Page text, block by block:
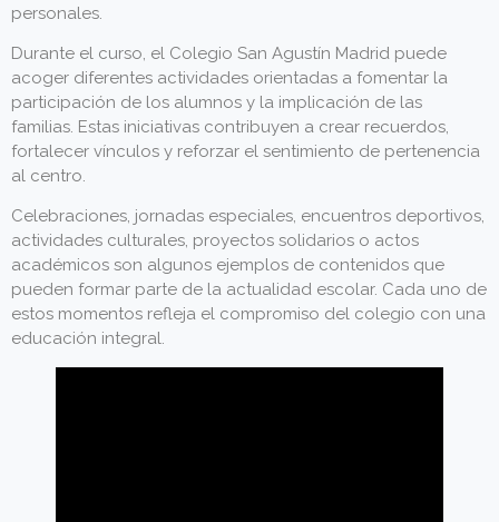
personales.
Durante el curso, el Colegio San Agustín Madrid puede
acoger diferentes actividades orientadas a fomentar la
participación de los alumnos y la implicación de las
familias. Estas iniciativas contribuyen a crear recuerdos,
fortalecer vínculos y reforzar el sentimiento de pertenencia
al centro.
Celebraciones, jornadas especiales, encuentros deportivos,
actividades culturales, proyectos solidarios o actos
académicos son algunos ejemplos de contenidos que
pueden formar parte de la actualidad escolar. Cada uno de
estos momentos refleja el compromiso del colegio con una
educación integral.